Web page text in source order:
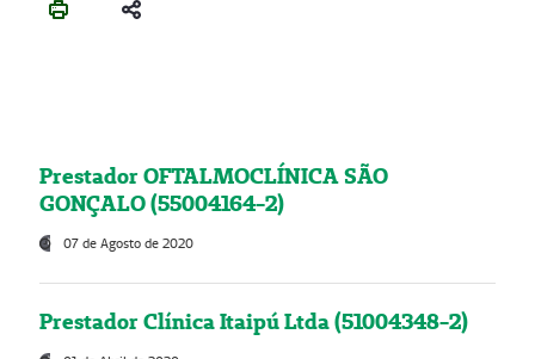
Prestador OFTALMOCLÍNICA SÃO
GONÇALO (55004164-2)
07 de Agosto de 2020
Prestador Clínica Itaipú Ltda (51004348-2)